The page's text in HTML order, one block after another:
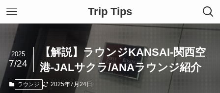
Trip Tips
【解説】ラウンジKANSAI-関西空
港-JALサクラ/ANAラウンジ紹介
2025
7/24
ラウンジ 2025年7月24日